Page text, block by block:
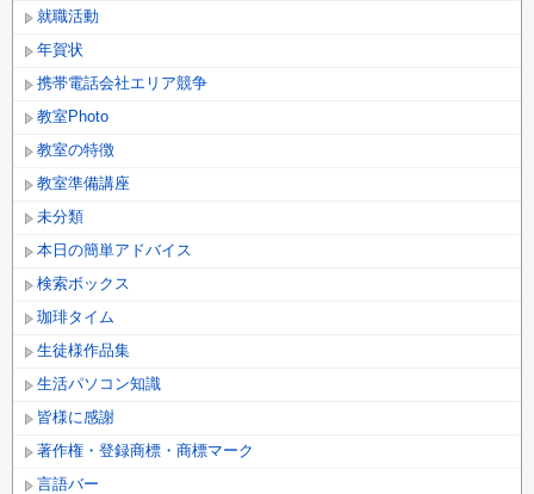
就職活動
年賀状
携帯電話会社エリア競争
教室Photo
教室の特徴
教室準備講座
未分類
本日の簡単アドバイス
検索ボックス
珈琲タイム
生徒様作品集
生活パソコン知識
皆様に感謝
著作権・登録商標・商標マーク
言語バー